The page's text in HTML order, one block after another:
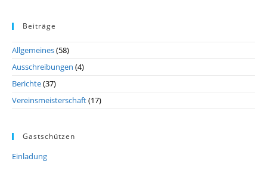
Beiträge
Allgemeines(58)
Ausschreibungen (4)
Berichte(37)
Vereinsmeisterschaft(17)
Gastschützen
Einladung